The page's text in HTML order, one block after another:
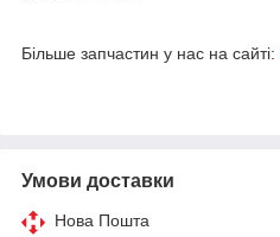
Більше запчастин у нас на сайті:
Умови доставки
Нова Пошта